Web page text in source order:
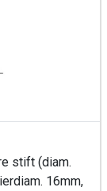
stift (diam.
16mm,